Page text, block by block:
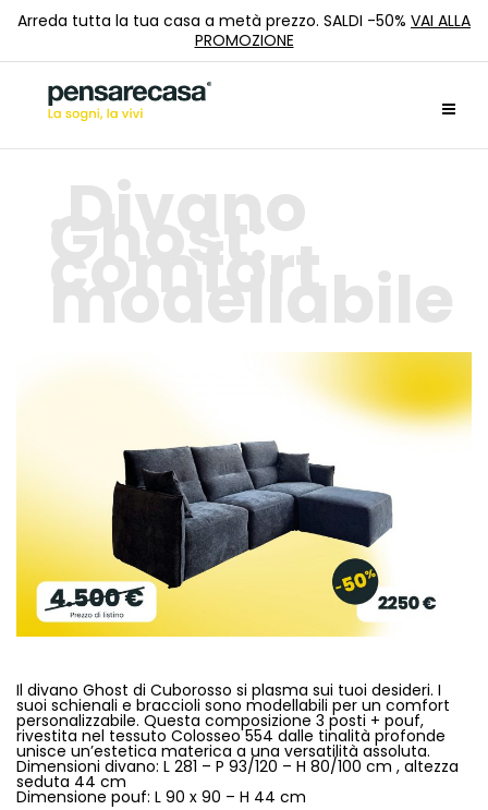
Arreda tutta la tua casa a metà prezzo. SALDI -50% VAI ALLA
PROMOZIONE
Divano
Ghost:
comfort
modellabile
Il divano Ghost di Cuborosso si plasma sui tuoi desideri. I
suoi schienali e braccioli sono modellabili per un comfort
personalizzabile. Questa composizione 3 posti + pouf,
rivestita nel tessuto Colosseo 554 dalle tinalità profonde
unisce un’estetica materica a una versatilità assoluta.
Dimensioni divano: L 281 – P 93/120 – H 80/100 cm , altezza
seduta 44 cm
Dimensione pouf: L 90 x 90 – H 44 cm